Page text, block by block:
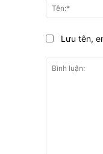
Lưu tên,